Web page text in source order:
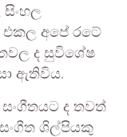
සිංහල
අපේ රටේ
ද සුවිශේෂ
ඇතිවිය.
ද තවත්
ශිල්පියකු